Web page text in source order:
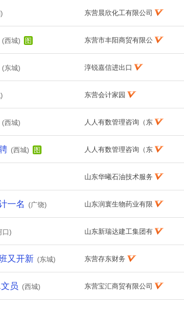
东营晨欣化工有限公司
(西城) 图 东营市丰阳商贸有限公
(东城) 淳锐嘉信进出口
东营会计家园
(西城) 人人有数管理咨询（东
(西城) 图 人人有数管理咨询（东
山东华曦石油技术服务
一名 (广饶) 山东润寰生物药业有限
口) 山东新瑞达建工集团有
又开新 (东城) 东营存东财务
员 (西城) 东营宝汇商贸有限公司